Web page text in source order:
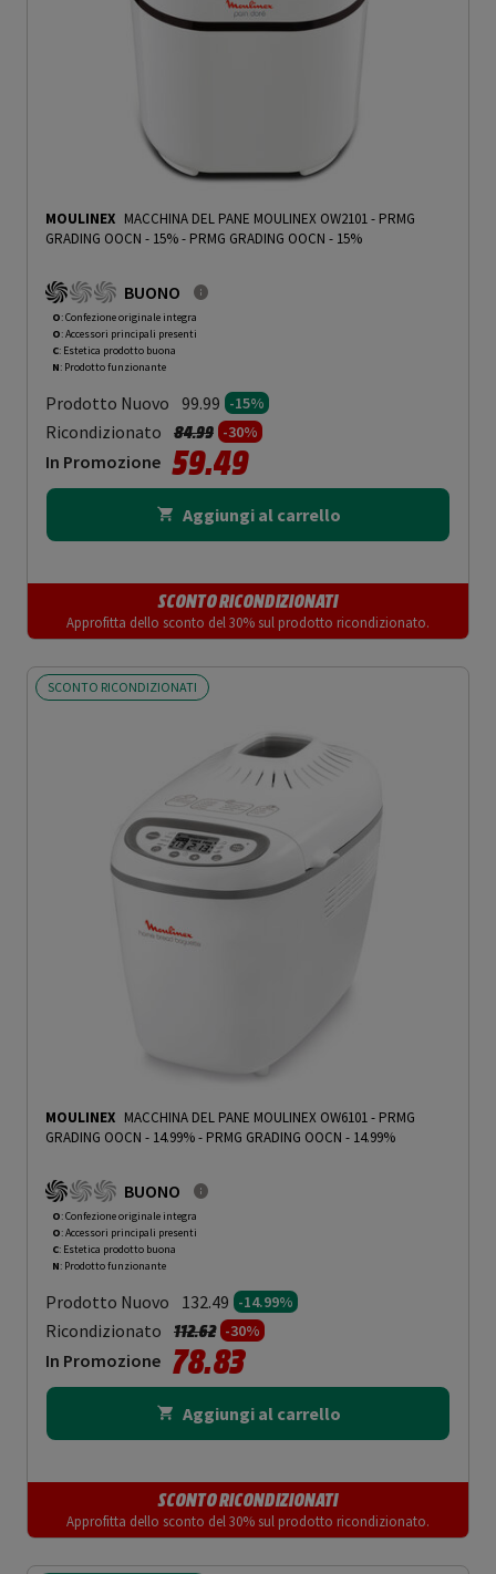
MOULINEX MACCHINA DEL PANE MOULINEX OW2101 - PRMG
GRADING OOCN - 15%- PRMG GRADING OOCN - 15%
BUONO
O: Confezione originale integra
O: Accessori principali presenti
C: Estetica prodotto buona
N: Prodotto funzionante
Prodotto Nuovo 99.99 -15%
Ricondizionato Prezzo ridotto da
84.99a-30%
In Promozione 59.49
Aggiungi al carrello
SCONTO RICONDIZIONATI
Approfitta dello sconto del 30% sul prodotto ricondizionato.
SCONTO RICONDIZIONATI
MOULINEX MACCHINA DEL PANE MOULINEX OW6101 - PRMG
GRADING OOCN - 14.99%- PRMG GRADING OOCN - 14.99%
BUONO
O: Confezione originale integra
O: Accessori principali presenti
C: Estetica prodotto buona
N: Prodotto funzionante
Prodotto Nuovo 132.49 -14.99%
Ricondizionato Prezzo ridotto da
112.62a-30%
In Promozione 78.83
Aggiungi al carrello
SCONTO RICONDIZIONATI
Approfitta dello sconto del 30% sul prodotto ricondizionato.